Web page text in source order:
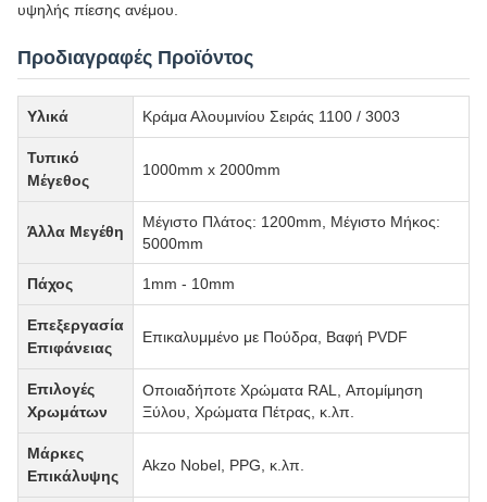
υψηλής πίεσης ανέμου.
Προδιαγραφές Προϊόντος
Υλικά Κράμα Αλουμινίου Σειράς 1100 / 3003
Τυπικό
Μέγεθος
1000mm x 2000mm
Άλλα Μεγέθη
Μέγιστο Πλάτος: 1200mm, Μέγιστο Μήκος:
5000mm
Πάχος 1mm - 10mm
Επεξεργασία
Επιφάνειας
Επικαλυμμένο με Πούδρα, Βαφή PVDF
Επιλογές
Χρωμάτων
Οποιαδήποτε Χρώματα RAL, Απομίμηση
Ξύλου, Χρώματα Πέτρας, κ.λπ.
Μάρκες
Επικάλυψης
Akzo Nobel, PPG, κ.λπ.